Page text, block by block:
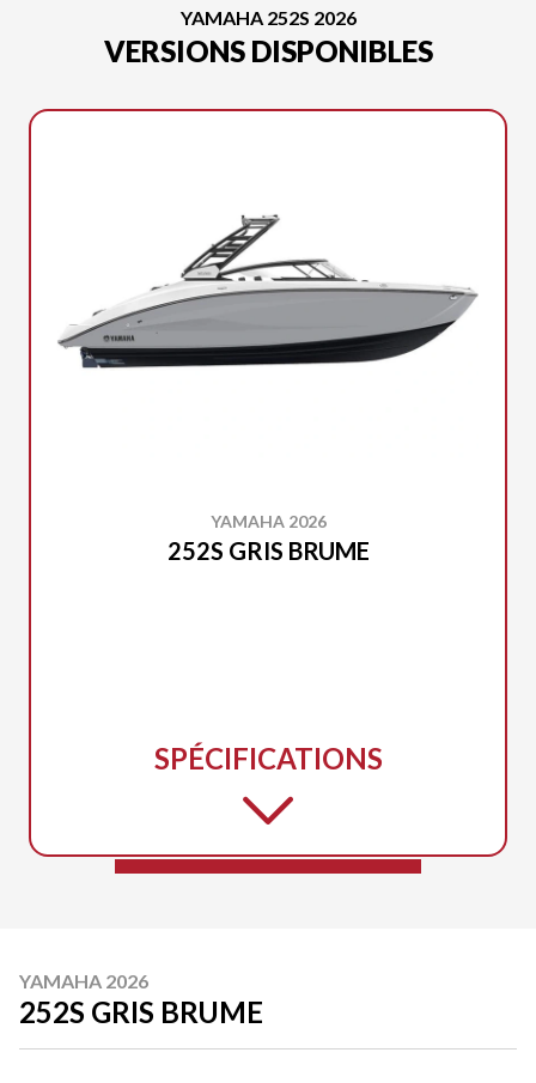
YAMAHA 252S 2026
VERSIONS DISPONIBLES
YAMAHA 2026
252S GRIS BRUME
SPÉCIFICATIONS
YAMAHA 2026
252S GRIS BRUME